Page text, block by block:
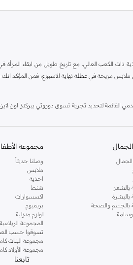
ذات الكعب العالي. مع تاريخ طويل من ابقاء المرأة
مريحة في عطلة نهاية الاسبوع، فمن المؤكد
لتحديد تجربة تسوق دوروثي بيركنز اون
بالشعر
بالبشرة
بالجسم والصحة
مجموعة
وصلنا حديثاً
ملابس
احذية
شنط
اكسسوارات
بريميوم
لوازم منزلية
المجموعة الرياضية
تسوقوا حسب
مجموعة البنات
مجموعة الأولاد
تابعنا